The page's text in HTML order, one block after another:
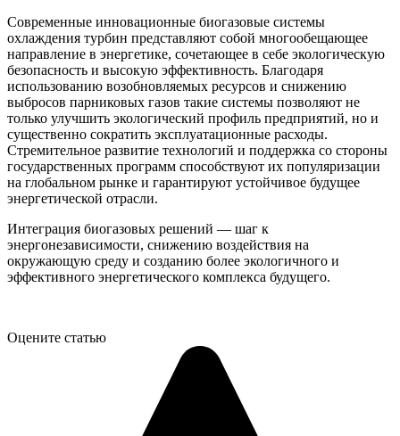
Современные инновационные биогазовые системы
охлаждения турбин представляют собой многообещающее
направление в энергетике, сочетающее в себе экологическую
безопасность и высокую эффективность. Благодаря
использованию возобновляемых ресурсов и снижению
выбросов парниковых газов такие системы позволяют не
только улучшить экологический профиль предприятий, но и
существенно сократить эксплуатационные расходы.
Стремительное развитие технологий и поддержка со стороны
государственных программ способствуют их популяризации
на глобальном рынке и гарантируют устойчивое будущее
энергетической отрасли.
Интеграция биогазовых решений — шаг к
энергонезависимости, снижению воздействия на
окружающую среду и созданию более экологичного и
эффективного энергетического комплекса будущего.
Оцените статью